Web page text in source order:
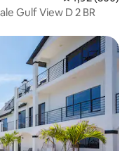
Gulf View D 2 BR